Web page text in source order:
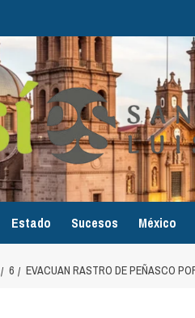
Estado Sucesos México
6 EVACUAN RASTRO DE PEÑASCO